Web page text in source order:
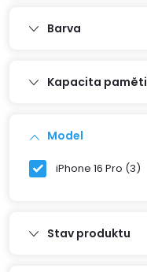
Barva
Kapacita paměti
Model
iPhone 16 Pro 3
Stav produktu